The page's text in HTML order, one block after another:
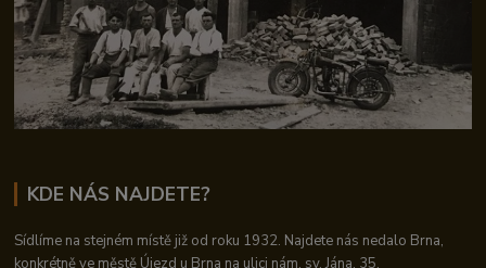
KDE NÁS NAJDETE?
Sídlíme na stejném místě již od roku 1932. Najdete nás nedalo Brna,
konkrétně ve městě Újezd u Brna na ulici nám. sv. Jána, 35.